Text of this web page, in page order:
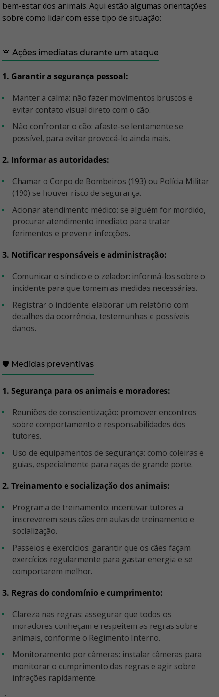
bem-estar dos animais. Aqui estão algumas orientações
sobre como lidar com esse tipo de situação:
🚨 Ações imediatas durante um ataque
1. Garantir a segurança pessoal:
Manter a calma: não fazer movimentos bruscos e
evitar contato visual direto com o cão.
Não confrontar o cão: afaste-se lentamente se
possível, para evitar provocá-lo ainda mais.
2. Informar as autoridades:
Chamar o Corpo de Bombeiros (193) ou Polícia Militar
(190) se houver risco de segurança.
Acionar atendimento médico: se alguém for mordido,
procurar atendimento imediato para tratar
ferimentos e prevenir infecções.
3. Notificar responsáveis e administração:
Comunicar o síndico e o zelador: informá-los sobre o
incidente para que tomem as medidas necessárias.
Registrar o incidente: elaborar um relatório com
detalhes da ocorrência, testemunhas e possíveis
danos.
🛡️ Medidas preventivas
1. Segurança para os animais e moradores:
Reuniões de conscientização: promover encontros
sobre comportamento e responsabilidades dos
tutores.
Uso de equipamentos de segurança: como coleiras e
guias, especialmente para raças de grande porte.
2. Treinamento e socialização dos animais:
Programa de treinamento: incentivar tutores a
inscreverem seus cães em aulas de treinamento e
socialização.
Passeios e exercícios: garantir que os cães façam
exercícios regularmente para gastar energia e se
comportarem melhor.
3. Regras do condomínio e cumprimento:
Clareza nas regras: assegurar que todos os
moradores conheçam e respeitem as regras sobre
animais, conforme o Regimento Interno.
Monitoramento por câmeras: instalar câmeras para
monitorar o cumprimento das regras e agir sobre
infrações rapidamente.